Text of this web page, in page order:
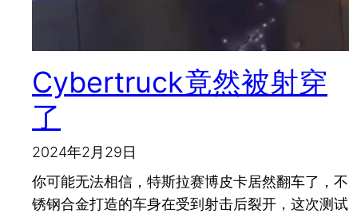
Cybertruck竟然被射穿
了
2024年2月29日
你可能无法相信，特斯拉赛博皮卡居然翻车了，不
锈钢合金打造的车身在受到射击后裂开，这次测试